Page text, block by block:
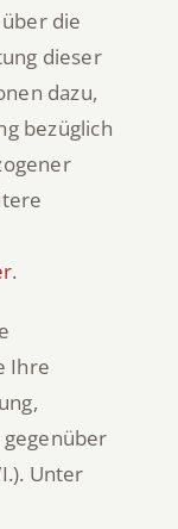
die
dieser
dazu,
bezüglich
.
Ihre
Unter